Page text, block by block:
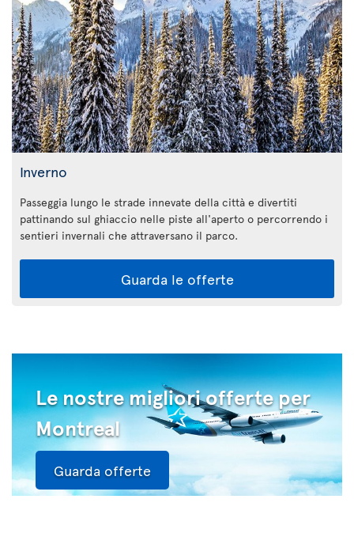
Inverno
Passeggia lungo le strade innevate della città e divertiti
pattinando sul ghiaccio nelle piste all'aperto o percorrendo i
sentieri invernali che attraversano il parco.
Guarda le offerte
Le nostre migliori offerte per
Montreal
Guarda offerte